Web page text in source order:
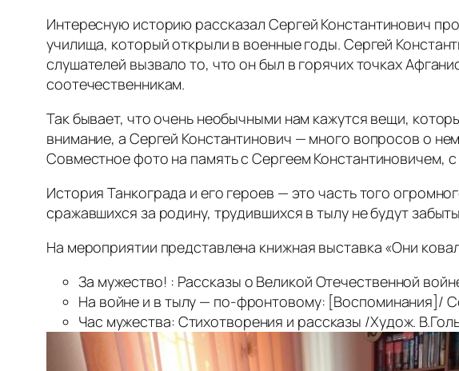
Интересную историю рассказал Сергей Константинович
училища, который открыли в военные годы. Сергей
слушателей вызвало то, что он был в горячих точках
соотечественникам.
Так бывает, что очень необычными нам кажутся вещи,
внимание, а Сергей Константинович — много вопросов о
Совместное фото на память с Сергеем Константиновичем,
История Танкограда и его героев — это часть того
сражавшихся за родину, трудившихся в тылу не будут
На мероприятии представлена книжная выставка «Они
За мужество! : Рассказы о Великой Отечественной
На войне и в тылу — по-фронтовому: [Воспоминания]/
Час мужества: Стихотворения и рассказы /Худож.